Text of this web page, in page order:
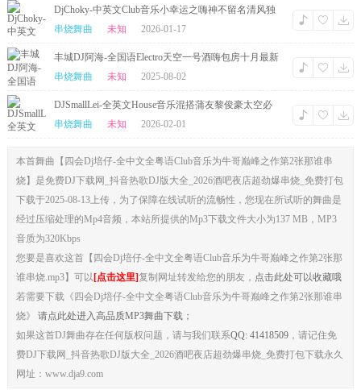
DjChoky-中英文Club音乐小幸运之嗨神不留名清风独
家私房串烧
串烧舞曲 未知 2026-01-17
丰城DJ阿海-全国语Electro天空一号酒嗨包房十月最新
慢摇串烧
串烧舞曲 未知 2025-08-02
DJSmallLei-全英文House音乐混搭蒲友黎俊豪太空必
备慢摇串烧
串烧舞曲 未知 2026-02-01
本首舞曲【四会Dj培仔-全中文全粤语Club音乐为牛哥巅峰之作第2张那谁串
烧】是免费DJ下载网_抖音热歌DJ版大全_2026酒吧夜店超劲爆串烧_免费打包
下载于2025-08-13上传，为了保障在线试听的流畅性，您现在所试听的舞曲是
经过压缩处理的Mp4音频，本站所提供的Mp3下载文件大小为137 MB，MP3
音质为320Kbps
您要是喜欢这首【四会Dj培仔-全中文全粤语Club音乐为牛哥巅峰之作第2张那
谁串烧.mp3】可以 [点击这里]复制网址转发给您的朋友， 点击此处可以收藏哦
若需要下载《四会Dj培仔-全中文全粤语Club音乐为牛哥巅峰之作第2张那谁串
烧》 请点此处进入高品质MP3舞曲下载；
如果这首DJ舞曲存在任何版权问题，请与我们联系QQ: 41418509，请记住免
费DJ下载网_抖音热歌DJ版大全_2026酒吧夜店超劲爆串烧_免费打包下载永久
网址：www.dja9.com